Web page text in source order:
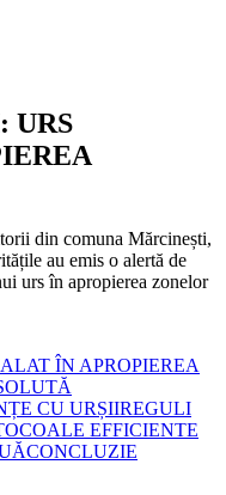
URS
din comuna Mărcinești,
au emis o alertă de
urs în apropierea zonelor
ÎN APROPIEREA
CU URȘIIREGULI
EFFICIENTE
CONCLUZIE